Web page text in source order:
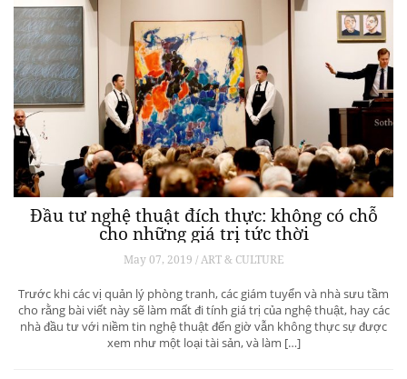
Đầu tư nghệ thuật đích thực: không có chỗ
cho những giá trị tức thời
May 07, 2019 / ART & CULTURE
Trước khi các vị quản lý phòng tranh, các giám tuyển và nhà sưu tầm
cho rằng bài viết này sẽ làm mất đi tính giá trị của nghệ thuật, hay các
nhà đầu tư với niềm tin nghệ thuật đến giờ vẫn không thực sự được
xem như một loại tài sản, và làm […]